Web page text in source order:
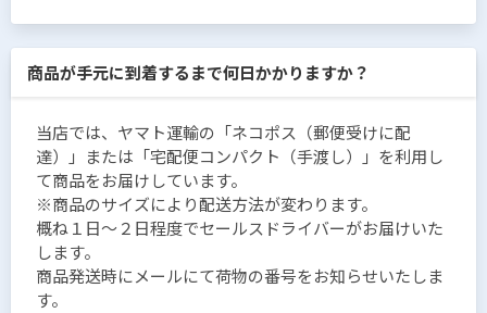
商品が手元に到着するまで何日かかりますか？
当店では、ヤマト運輸の「ネコポス（郵便受けに配
達）」または「宅配便コンパクト（手渡し）」を利用し
て商品をお届けしています。
※商品のサイズにより配送方法が変わります。
概ね１日〜２日程度でセールスドライバーがお届けいた
します。
商品発送時にメールにて荷物の番号をお知らせいたしま
す。